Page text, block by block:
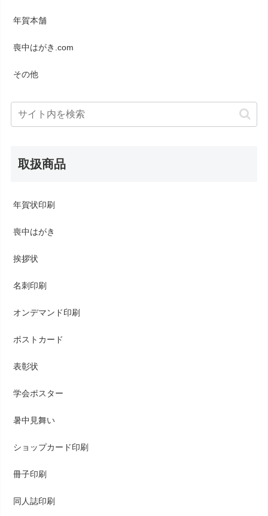
年賀本舗
喪中はがき.com
その他
取扱商品
年賀状印刷
喪中はがき
挨拶状
名刺印刷
オンデマンド印刷
ポストカード
表彰状
学会ポスター
暑中見舞い
ショップカード印刷
冊子印刷
同人誌印刷